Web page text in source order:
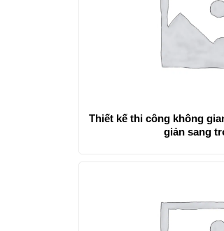
Thiết kế thi công không
giản sang